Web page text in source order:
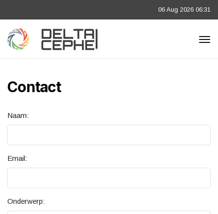
06 Aug 2026 06:31
Contact
Naam:
Email:
Onderwerp: